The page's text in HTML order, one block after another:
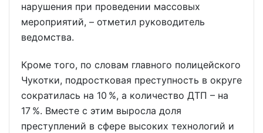
нарушения при проведении массовых
мероприятий, – отметил руководитель
ведомства.
Кроме того, по словам главного полицейского
Чукотки, подростковая преступность в округе
сократилась на 10 %, а количество ДТП – на
17 %. Вместе с этим выросла доля
преступлений в сфере высоких технологий и